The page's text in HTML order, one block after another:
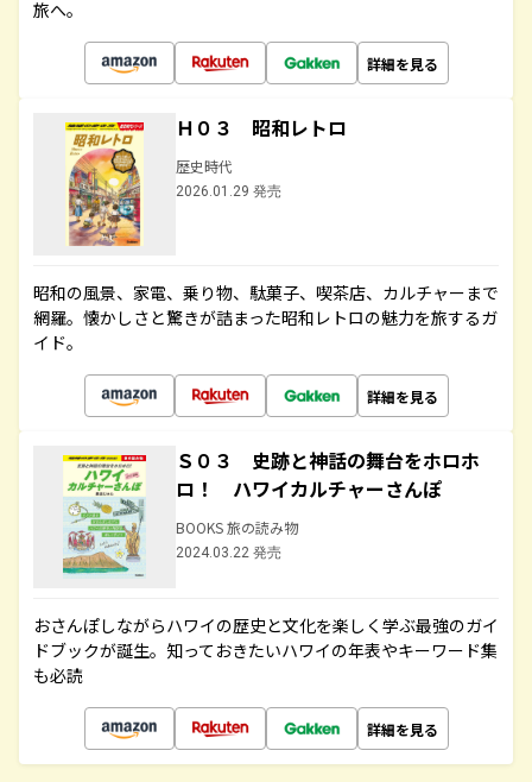
旅へ。
詳細を見る
Ｈ０３ 昭和レトロ
歴史時代
2026.01.29 発売
昭和の風景、家電、乗り物、駄菓子、喫茶店、カルチャーまで
網羅。懐かしさと驚きが詰まった昭和レトロの魅力を旅するガ
イド。
詳細を見る
Ｓ０３ 史跡と神話の舞台をホロホ
ロ！ ハワイカルチャーさんぽ
BOOKS 旅の読み物
2024.03.22 発売
おさんぽしながらハワイの歴史と文化を楽しく学ぶ最強のガイ
ドブックが誕生。知っておきたいハワイの年表やキーワード集
も必読
詳細を見る